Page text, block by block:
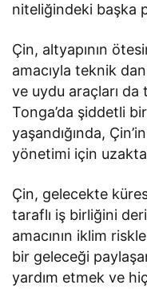
niteliğindeki başka
Çin, altyapının
amacıyla teknik
ve uydu araçları da
Tonga’da şiddetli
yaşandığında,
yönetimi için
Çin, gelecekte
taraflı iş birliğini
amacının iklim
bir geleceği
yardım etmek ve